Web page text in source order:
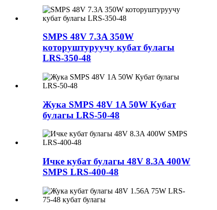
SMPS 48V 7.3A 350W
которуштуруучу кубат булагы
LRS-350-48
Жука SMPS 48V 1A 50W Кубат
булагы LRS-50-48
Ичке кубат булагы 48V 8.3A 400W
SMPS LRS-400-48